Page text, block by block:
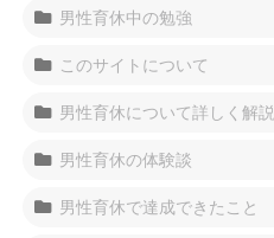
男性育休中の勉強
このサイトについて
男性育休について詳しく解説
男性育休の体験談
男性育休で達成できたこと